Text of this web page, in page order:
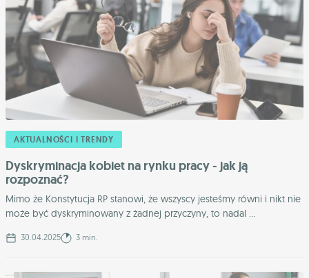
AKTUALNOŚCI I TRENDY
Dyskryminacja kobiet na rynku pracy - jak ją
rozpoznać?
Mimo że Konstytucja RP stanowi, że wszyscy jesteśmy równi i nikt nie
może być dyskryminowany z żadnej przyczyny, to nadal ...
30.04.2025 3 min.